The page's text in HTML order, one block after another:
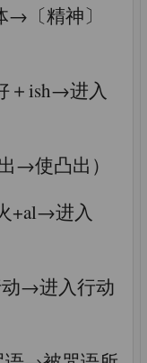
→〔精神〕
＋ish→进入
→使凸出）
+al→进入
动→进入行动